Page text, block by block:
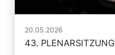
20.05.2026
43. PLENARSITZUNG